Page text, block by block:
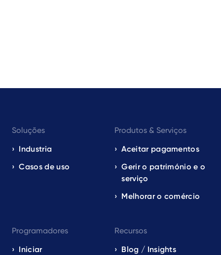
navigation
EN
Soluções
Industria
Casos de uso
Produtos & Serviços
Aceitar pagamentos
Gerir o património e o
serviço
Melhorar o comércio
Programadores
Iniciar
Recursos
Blog / Insights